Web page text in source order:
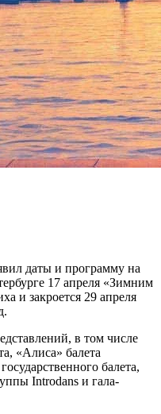
и звёзды
приедут
печати
даты и программу на
17 апреля «Зимним
и закроется 29 апреля
в том числе
«Алиса» балета
балета,
Introdans и гала-